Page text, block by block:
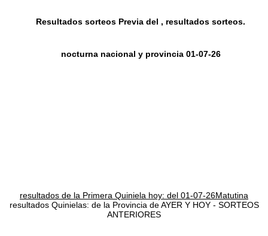
Resultados sorteos Previa del , resultados sorteos.
nocturna nacional y provincia 01-07-26
resultados de la Primera Quiniela hoy: del 01-07-26Matutina
resultados Quinielas: de la Provincia de AYER Y HOY - SORTEOS
ANTERIORES